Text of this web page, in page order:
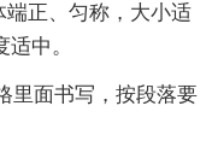
正、匀称，大小适
中。
里面书写，按段落要